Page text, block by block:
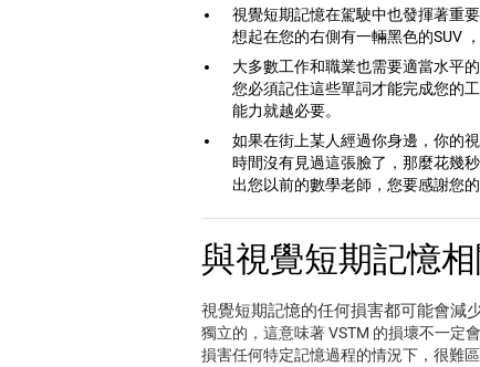
視覺短期記憶在駕駛中也發揮著重
想起在您的右側有一輛黑色的SUV
大多數工作和職業也需要適當水平
您必須記住這些單詞才能完成您的
能力就越必要。
如果在街上某人經過你身邊，你的
時間沒有見過這張臉了，那麼花幾
出您以前的數學老師，您要感謝您
與視覺短期記憶
視覺短期記憶的任何損害都可能會減
獨立的，這意味著 VSTM 的損壞不一定
損害任何特定記憶過程的情況下，很難